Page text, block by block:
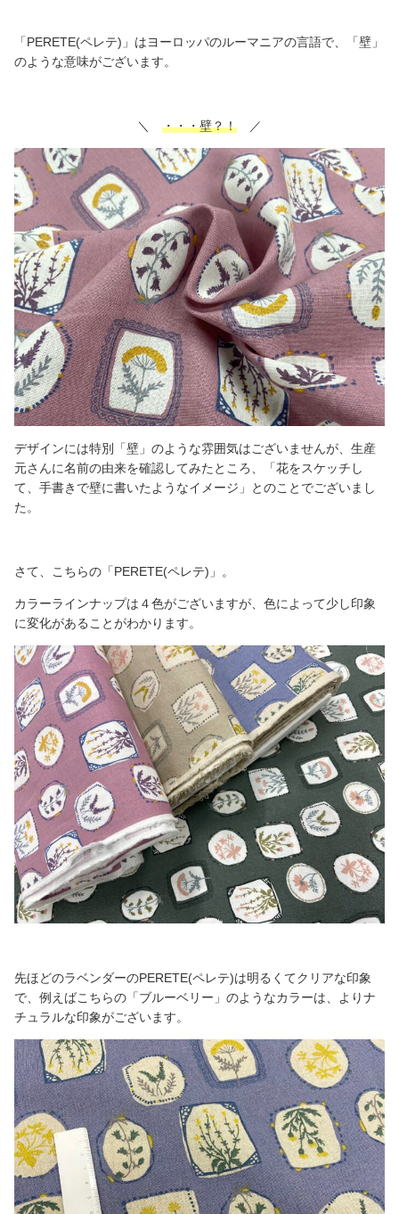
「PERETE(ペレテ)」はヨーロッパのルーマニアの言語で、「壁」
のような意味がございます。
＼ ・・・壁？！ ／
デザインには特別「壁」のような雰囲気はございませんが、生産
元さんに名前の由来を確認してみたところ、「花をスケッチし
て、手書きで壁に書いたようなイメージ」とのことでございまし
た。
さて、こちらの「PERETE(ペレテ)」。
カラーラインナップは４色がございますが、色によって少し印象
に変化があることがわかります。
先ほどのラベンダーのPERETE(ペレテ)は明るくてクリアな印象
で、例えばこちらの「ブルーベリー」のようなカラーは、よりナ
チュラルな印象がございます。